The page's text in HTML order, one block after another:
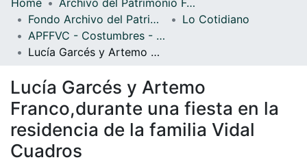
Statistics
Fondo Archivo del Patrimonio Fotográfico y Fílmico del Valle del Cauca
Lo Cotidiano
APFFVC - Costumbres - Patrimonial
Lucía Garcés y Artemo Franco,durante una fiesta en la residencia de la familia Vidal Cuadros
Lucía Garcés y Artemo
Franco,durante una fiesta en la
residencia de la familia Vidal
Cuadros